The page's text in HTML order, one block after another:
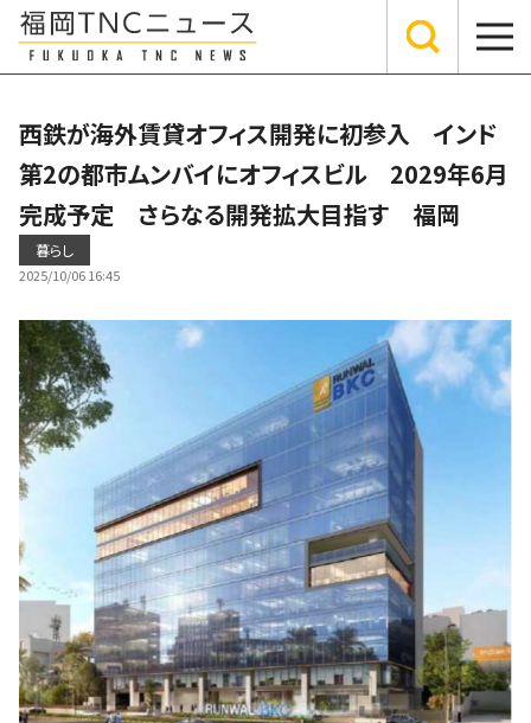
西鉄が海外賃貸オフィス開発に初参入 インド
第2の都市ムンバイにオフィスビル 2029年6月
完成予定 さらなる開発拡大目指す 福岡
暮らし
2025/10/06 16:45